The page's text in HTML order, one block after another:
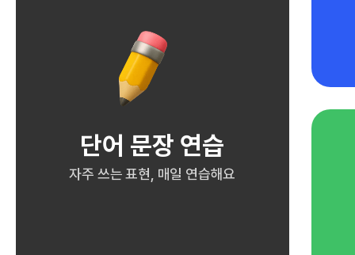
단어 문장 연습
자주 쓰는 표현, 매일 연습해요